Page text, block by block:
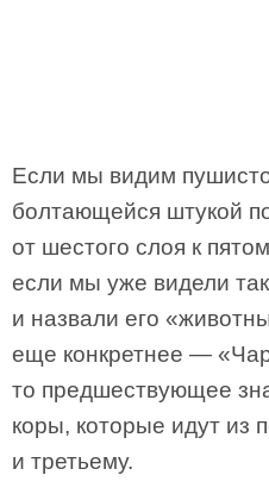
Если мы видим
болтающейся штукой
от шестого слоя к
если мы уже видели
и назвали его
еще конкретнее —
то предшествующее
коры, которые идут из
и третьему.